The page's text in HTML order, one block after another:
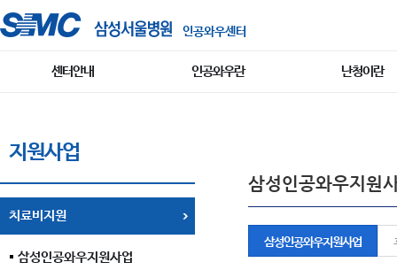
인공와우센터
센터안내 인공와우란 난청이란
지원사업
치료비지원
삼성인공와우지원사업
삼성인공와우지원
삼성인공와우지원사업